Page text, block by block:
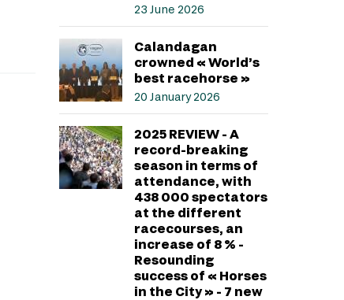
23 June 2026
Calandagan
crowned « World’s
best racehorse »
20 January 2026
2025 REVIEW - A
record-breaking
season in terms of
attendance, with
438 000 spectators
at the different
racecourses, an
increase of 8 % -
Resounding
success of « Horses
in the City » - 7 new